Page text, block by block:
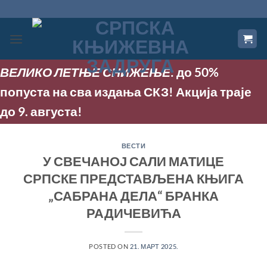
на
садржај
ВЕЛИКО ЛЕТЊЕ СНИЖЕЊЕ: до 50%
попуста на сва издања СКЗ! Акција траје
до 9. августа!
ВЕСТИ
У СВЕЧАНОЈ САЛИ МАТИЦЕ
СРПСКЕ ПРЕДСТАВЉЕНА КЊИГА
„САБРАНА ДЕЛА“ БРАНКА
РАДИЧЕВИЋА
POSTED ON 21. МАРТ 2025.